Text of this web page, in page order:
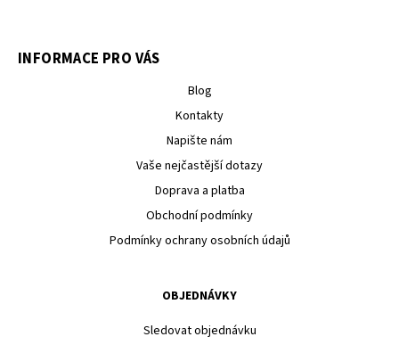
INFORMACE PRO VÁS
Blog
Kontakty
Napište nám
Vaše nejčastější dotazy
Doprava a platba
Obchodní podmínky
Podmínky ochrany osobních údajů
OBJEDNÁVKY
Sledovat objednávku